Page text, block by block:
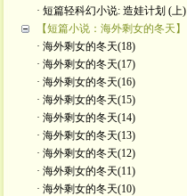
· 短篇轻科幻小说: 造娃计划 (上)
【短篇小说：海外剩女的冬天】
· 海外剩女的冬天(18)
· 海外剩女的冬天(17)
· 海外剩女的冬天(16)
· 海外剩女的冬天(15)
· 海外剩女的冬天(14)
· 海外剩女的冬天(13)
· 海外剩女的冬天(12)
· 海外剩女的冬天(11)
· 海外剩女的冬天(10)